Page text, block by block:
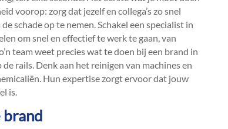
voorop: zorg dat jezelf en collega’s zo snel
schade op te nemen.​ Schakel een specialist in
om snel en effectief te werk te gaan, van
team weet precies wat te doen bij een brand in
rails.​ Denk aan het reinigen van machines en
Hun expertise zorgt ervoor dat jouw
is.​